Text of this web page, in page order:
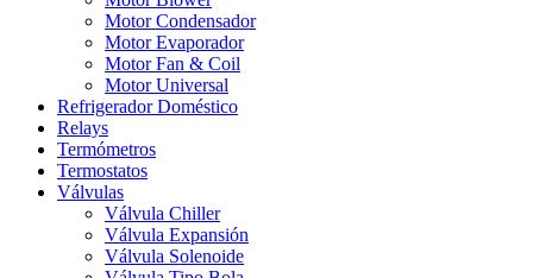
Motor Condensador
Motor Evaporador
Motor Fan & Coil
Motor Universal
Refrigerador Doméstico
Relays
Termómetros
Termostatos
Válvulas
Válvula Chiller
Válvula Expansión
Válvula Solenoide